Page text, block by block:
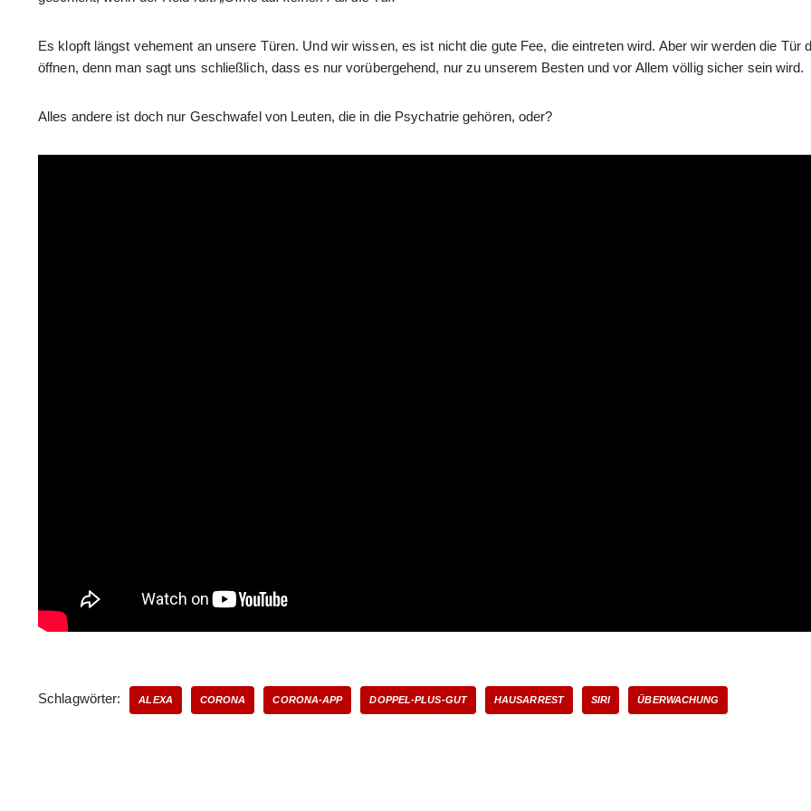
Es klopft längst vehement an unsere Türen. Und wir wissen, es ist nicht die gute Fee, die eintreten wird. Aber wir werden die Tür
öffnen, denn man sagt uns schließlich, dass es nur vorübergehend, nur zu unserem Besten und vor Allem völlig sicher sein wird.
Alles andere ist doch nur Geschwafel von Leuten, die in die Psychatrie gehören, oder?
Schlagwörter: ALEXA CORONA CORONA-APP DOPPEL-PLUS-GUT HAUSARREST SIRI ÜBERWACHUNG